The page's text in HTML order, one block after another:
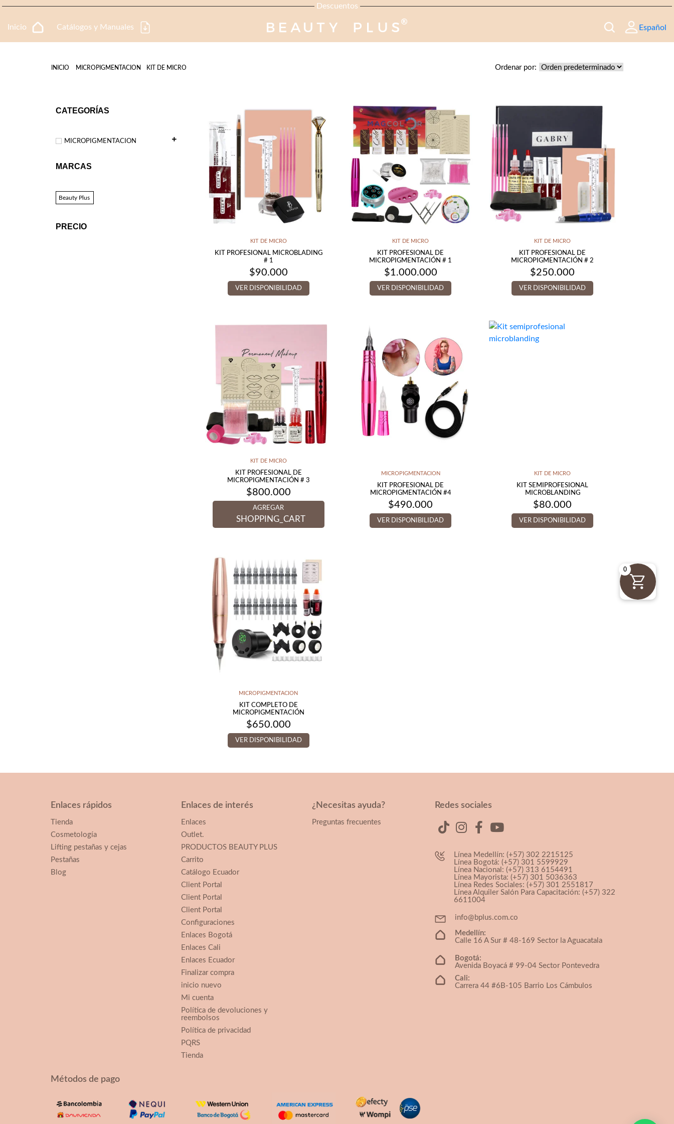
Descuentos
Inicio Catálogos y Manuales Español
TIENDA
INICIO MICROPIGMENTACION KIT DE MICRO Ordenar por:
CATEGORÍAS
MICROPIGMENTACION
MARCAS
Beauty Plus
PRECIO
KIT DE MICRO
KIT PROFESIONAL MICROBLADING
# 1
$90.000
VER DISPONIBILIDAD
KIT DE MICRO
KIT PROFESIONAL DE
MICROPIGMENTACIÓN # 1
$1.000.000
VER DISPONIBILIDAD
KIT DE MICRO
KIT PROFESIONAL DE
MICROPIGMENTACIÓN # 2
$250.000
VER DISPONIBILIDAD
KIT DE MICRO
KIT PROFESIONAL DE
MICROPIGMENTACIÓN # 3
$800.000
AGREGAR
SHOPPING_CART
MICROPIGMENTACION
KIT PROFESIONAL DE
MICROPIGMENTACIÓN #4
$490.000
VER DISPONIBILIDAD
KIT DE MICRO
KIT SEMIPROFESIONAL
MICROBLANDING
$80.000
VER DISPONIBILIDAD
MICROPIGMENTACION
KIT COMPLETO DE
MICROPIGMENTACIÓN
$650.000
VER DISPONIBILIDAD
Enlaces rápidos
Tienda
Cosmetología
Lifting pestañas y cejas
Pestañas
Blog
Enlaces de interés
Enlaces
Outlet.
PRODUCTOS BEAUTY PLUS
Carrito
Catálogo Ecuador
Client Portal
Client Portal
Client Portal
Configuraciones
Enlaces Bogotá
Enlaces Cali
Enlaces Ecuador
Finalizar compra
inicio nuevo
Mi cuenta
Política de devoluciones y
reembolsos
Política de privacidad
PQRS
Tienda
¿Necesitas ayuda?
Preguntas frecuentes
Métodos de pago
Redes sociales
Línea Medellín: (+57) 302 2215125
Línea Bogotá: (+57) 301 5599929
Línea Nacional: (+57) 313 6154491
Línea Mayorista: (+57) 301 5036363
Línea Redes Sociales: (+57) 301 2551817
Línea Alquiler Salón Para Capacitación: (+57) 322
6611004
info@bplus.com.co
Medellín:
Calle 16 A Sur # 48-169 Sector la Aguacatala
Bogotá:
Avenida Boyacá # 99-04 Sector Pontevedra
Cali:
Carrera 44 #6B-105 Barrio Los Cámbulos
0